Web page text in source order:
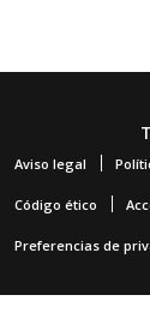
Aviso legal
Código ético
Preferencias de